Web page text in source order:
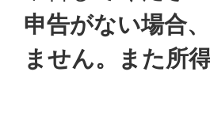
申告がない場合
ません。また所